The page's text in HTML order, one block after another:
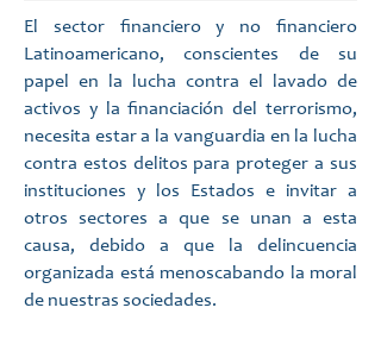
El sector financiero y no financiero
Latinoamericano, conscientes de su
papel en la lucha contra el lavado de
activos y la financiación del terrorismo,
necesita estar a la vanguardia en la lucha
contra estos delitos para proteger a sus
instituciones y los Estados e invitar a
otros sectores a que se unan a esta
causa, debido a que la delincuencia
organizada está menoscabando la moral
de nuestras sociedades.